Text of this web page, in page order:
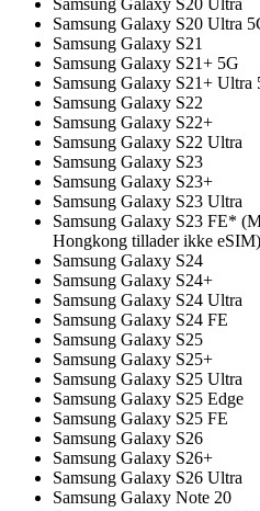
Samsung Galaxy S20 Ultra
Samsung Galaxy S20 Ultra
Samsung Galaxy S21
Samsung Galaxy S21+ 5G
Samsung Galaxy S21+ Ultra
Samsung Galaxy S22
Samsung Galaxy S22+
Samsung Galaxy S22 Ultra
Samsung Galaxy S23
Samsung Galaxy S23+
Samsung Galaxy S23 Ultra
Samsung Galaxy S23 FE*
Hongkong tillader ikke eSIM)
Samsung Galaxy S24
Samsung Galaxy S24+
Samsung Galaxy S24 Ultra
Samsung Galaxy S24 FE
Samsung Galaxy S25
Samsung Galaxy S25+
Samsung Galaxy S25 Ultra
Samsung Galaxy S25 Edge
Samsung Galaxy S25 FE
Samsung Galaxy S26
Samsung Galaxy S26+
Samsung Galaxy S26 Ultra
Samsung Galaxy Note 20